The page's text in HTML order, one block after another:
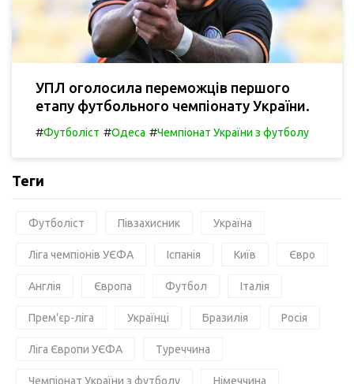
УПЛ оголосила переможців першого
етапу футбольного чемпіонату України.
#Футболіст #Одеса #Чемпіонат України з футболу
Теги
Футболіст Півзахисник Україна
Ліга чемпіонів УЄФА Іспанія Київ Євро
Англія Європа Футбол Італія
Прем'єр-ліга Українці Бразилія Росія
Ліга Європи УЄФА Туреччина
Чемпіонат України з футболу Німеччина